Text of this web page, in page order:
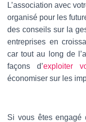
L’association avec
organisé pour les
des conseils sur la
entreprises en
car tout au long de
façons d’exploiter
économiser sur les
Si vous êtes engagé